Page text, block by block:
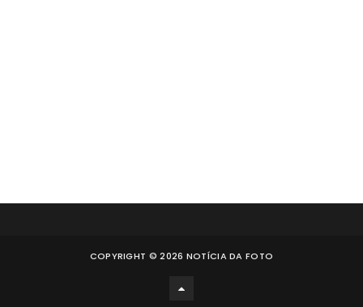
COPYRIGHT ©2026 NOTÍCIA DA FOTO